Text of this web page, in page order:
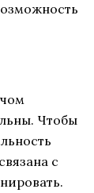
Чтобы
с